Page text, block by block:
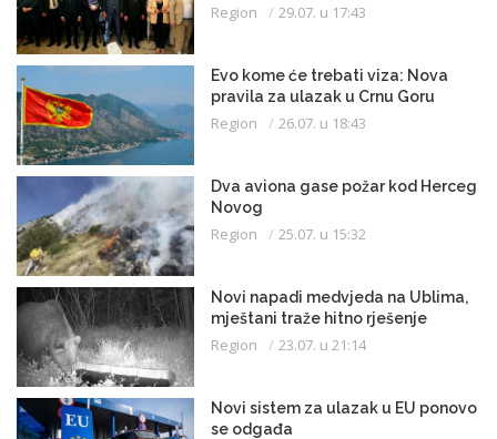
Region 29.07. u 17:43
Evo kome će trebati viza: Nova
pravila za ulazak u Crnu Goru
Region 26.07. u 18:43
Dva aviona gase požar kod Herceg
Novog
Region 25.07. u 15:32
Novi napadi medvjeda na Ublima,
mještani traže hitno rješenje
Region 23.07. u 21:14
Novi sistem za ulazak u EU ponovo
se odgađa